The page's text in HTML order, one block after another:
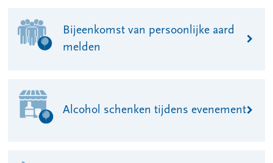
Bijeenkomst van persoonlijke aard
melden
Alcohol schenken tijdens evenement